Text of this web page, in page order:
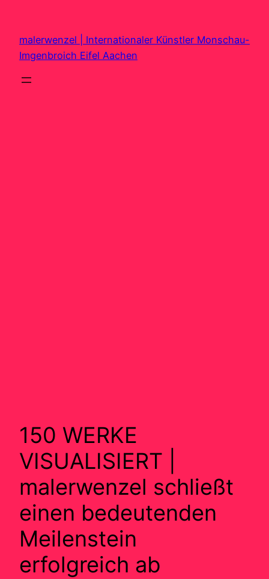
springen
malerwenzel | Internationaler Künstler Monschau-
Imgenbroich Eifel Aachen
150 WERKE
VISUALISIERT |
malerwenzel schließt
einen bedeutenden
Meilenstein
erfolgreich ab